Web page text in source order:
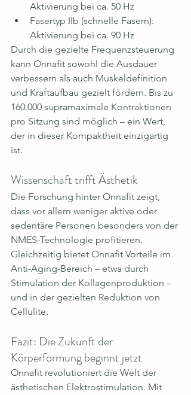
Aktivierung bei ca. 50 Hz
Fasertyp IIb (schnelle Fasern):
Aktivierung bei ca. 90 Hz
Durch die gezielte Frequenzsteuerung
kann Onnafit sowohl die Ausdauer
verbessern als auch Muskeldefinition
und Kraftaufbau gezielt fördern. Bis zu
160.000 supramaximale Kontraktionen
pro Sitzung sind möglich – ein Wert,
der in dieser Kompaktheit einzigartig
ist.
Wissenschaft trifft Ästhetik
Die Forschung hinter Onnafit zeigt,
dass vor allem weniger aktive oder
sedentäre Personen besonders von der
NMES-Technologie profitieren.
Gleichzeitig bietet Onnafit Vorteile im
Anti-Aging-Bereich – etwa durch
Stimulation der Kollagenproduktion –
und in der gezielten Reduktion von
Cellulite.
Fazit: Die Zukunft der
Körperformung beginnt jetzt
Onnafit revolutioniert die Welt der
ästhetischen Elektrostimulation. Mit